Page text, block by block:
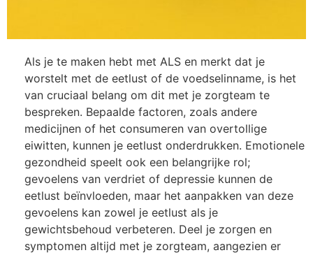
Als je te maken hebt met ALS en merkt dat je
worstelt met de eetlust of de voedselinname, is het
van cruciaal belang om dit met je zorgteam te
bespreken. Bepaalde factoren, zoals andere
medicijnen of het consumeren van overtollige
eiwitten, kunnen je eetlust onderdrukken. Emotionele
gezondheid speelt ook een belangrijke rol;
gevoelens van verdriet of depressie kunnen de
eetlust beïnvloeden, maar het aanpakken van deze
gevoelens kan zowel je eetlust als je
gewichtsbehoud verbeteren. Deel je zorgen en
symptomen altijd met je zorgteam, aangezien er